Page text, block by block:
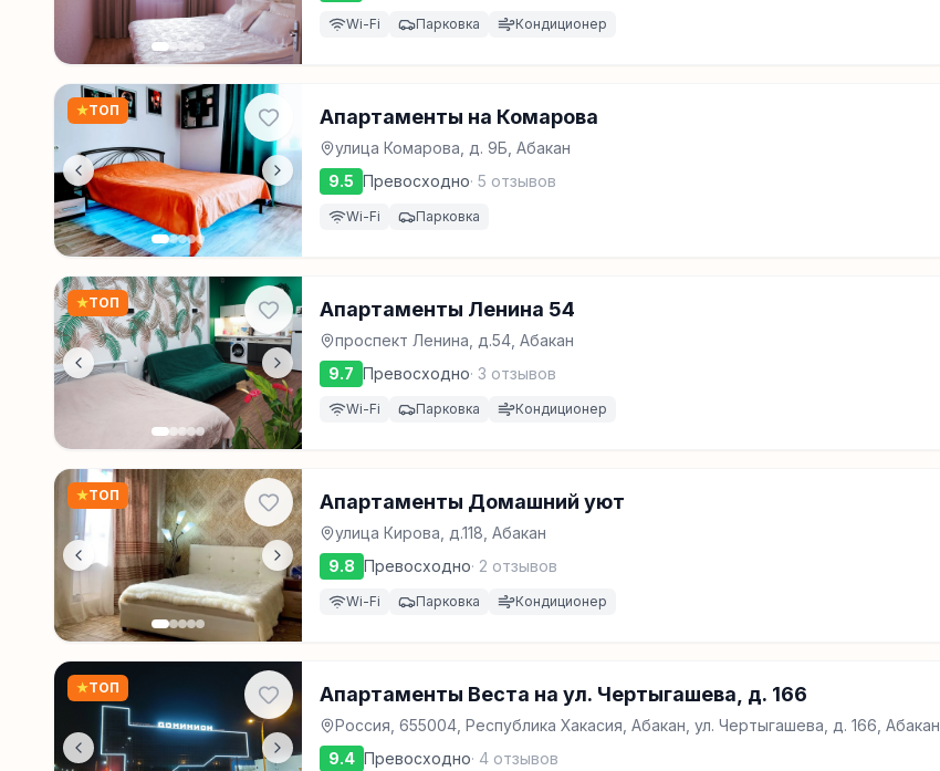
Wi-Fi Парковка Кондиционер
★ТОП Апартаменты на Комарова
улица Комарова, д. 9Б, Абакан
9.5 Превосходно· 5 отзывов
Wi-Fi Парковка
★ТОП Апартаменты Ленина 54
проспект Ленина, д.54, Абакан
9.7 Превосходно· 3 отзывов
Wi-Fi Парковка Кондиционер
★ТОП Апартаменты Домашний уют
улица Кирова, д.118, Абакан
9.8 Превосходно· 2 отзывов
Wi-Fi Парковка Кондиционер
★ТОП Апартаменты Веста на ул. Чертыгашева, д. 166
Россия, 655004, Республика Хакасия, Абакан, ул. Чертыгашева, д. 166, Абакан
9.4 Превосходно· 4 отзывов